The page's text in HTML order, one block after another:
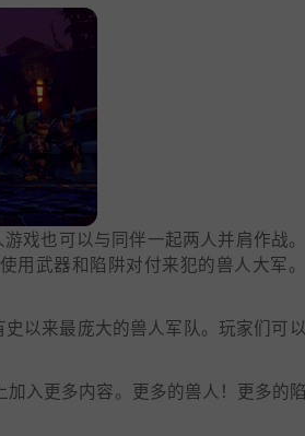
戏也可以与同伴一起两人并肩作战
用武器和陷阱对付来犯的兽人大军
以来最庞大的兽人军队。玩家们可
入更多内容。更多的兽人！更多的